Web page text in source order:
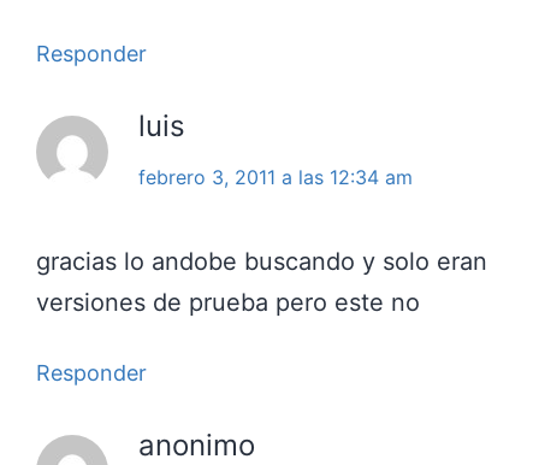
Responder
luis
febrero 3, 2011 a las 12:34 am
gracias lo andobe buscando y solo eran
versiones de prueba pero este no
Responder
anonimo